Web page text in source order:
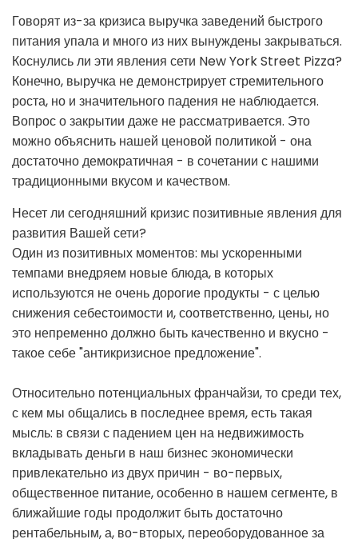
Говорят из-за кризиса выручка заведений быстрого
питания упала и много из них вынуждены закрываться.
Коснулись ли эти явления сети New York Street Pizza?
Конечно, выручка не демонстрирует стремительного
роста, но и значительного падения не наблюдается.
Вопрос о закрытии даже не рассматривается. Это
можно объяснить нашей ценовой политикой - она
достаточно демократичная - в сочетании с нашими
традиционными вкусом и качеством.
Несет ли сегодняшний кризис позитивные явления для
развития Вашей сети?
Один из позитивных моментов: мы ускоренными
темпами внедряем новые блюда, в которых
используются не очень дорогие продукты - с целью
снижения себестоимости и, соответственно, цены, но
это непременно должно быть качественно и вкусно -
такое себе "антикризисное предложение".
Относительно потенциальных франчайзи, то среди тех,
с кем мы общались в последнее время, есть такая
мысль: в связи с падением цен на недвижимость
вкладывать деньги в наш бизнес экономически
привлекательно из двух причин - во-первых,
общественное питание, особенно в нашем сегменте, в
ближайшие годы продолжит быть достаточно
рентабельным, а, во-вторых, переоборудованное за